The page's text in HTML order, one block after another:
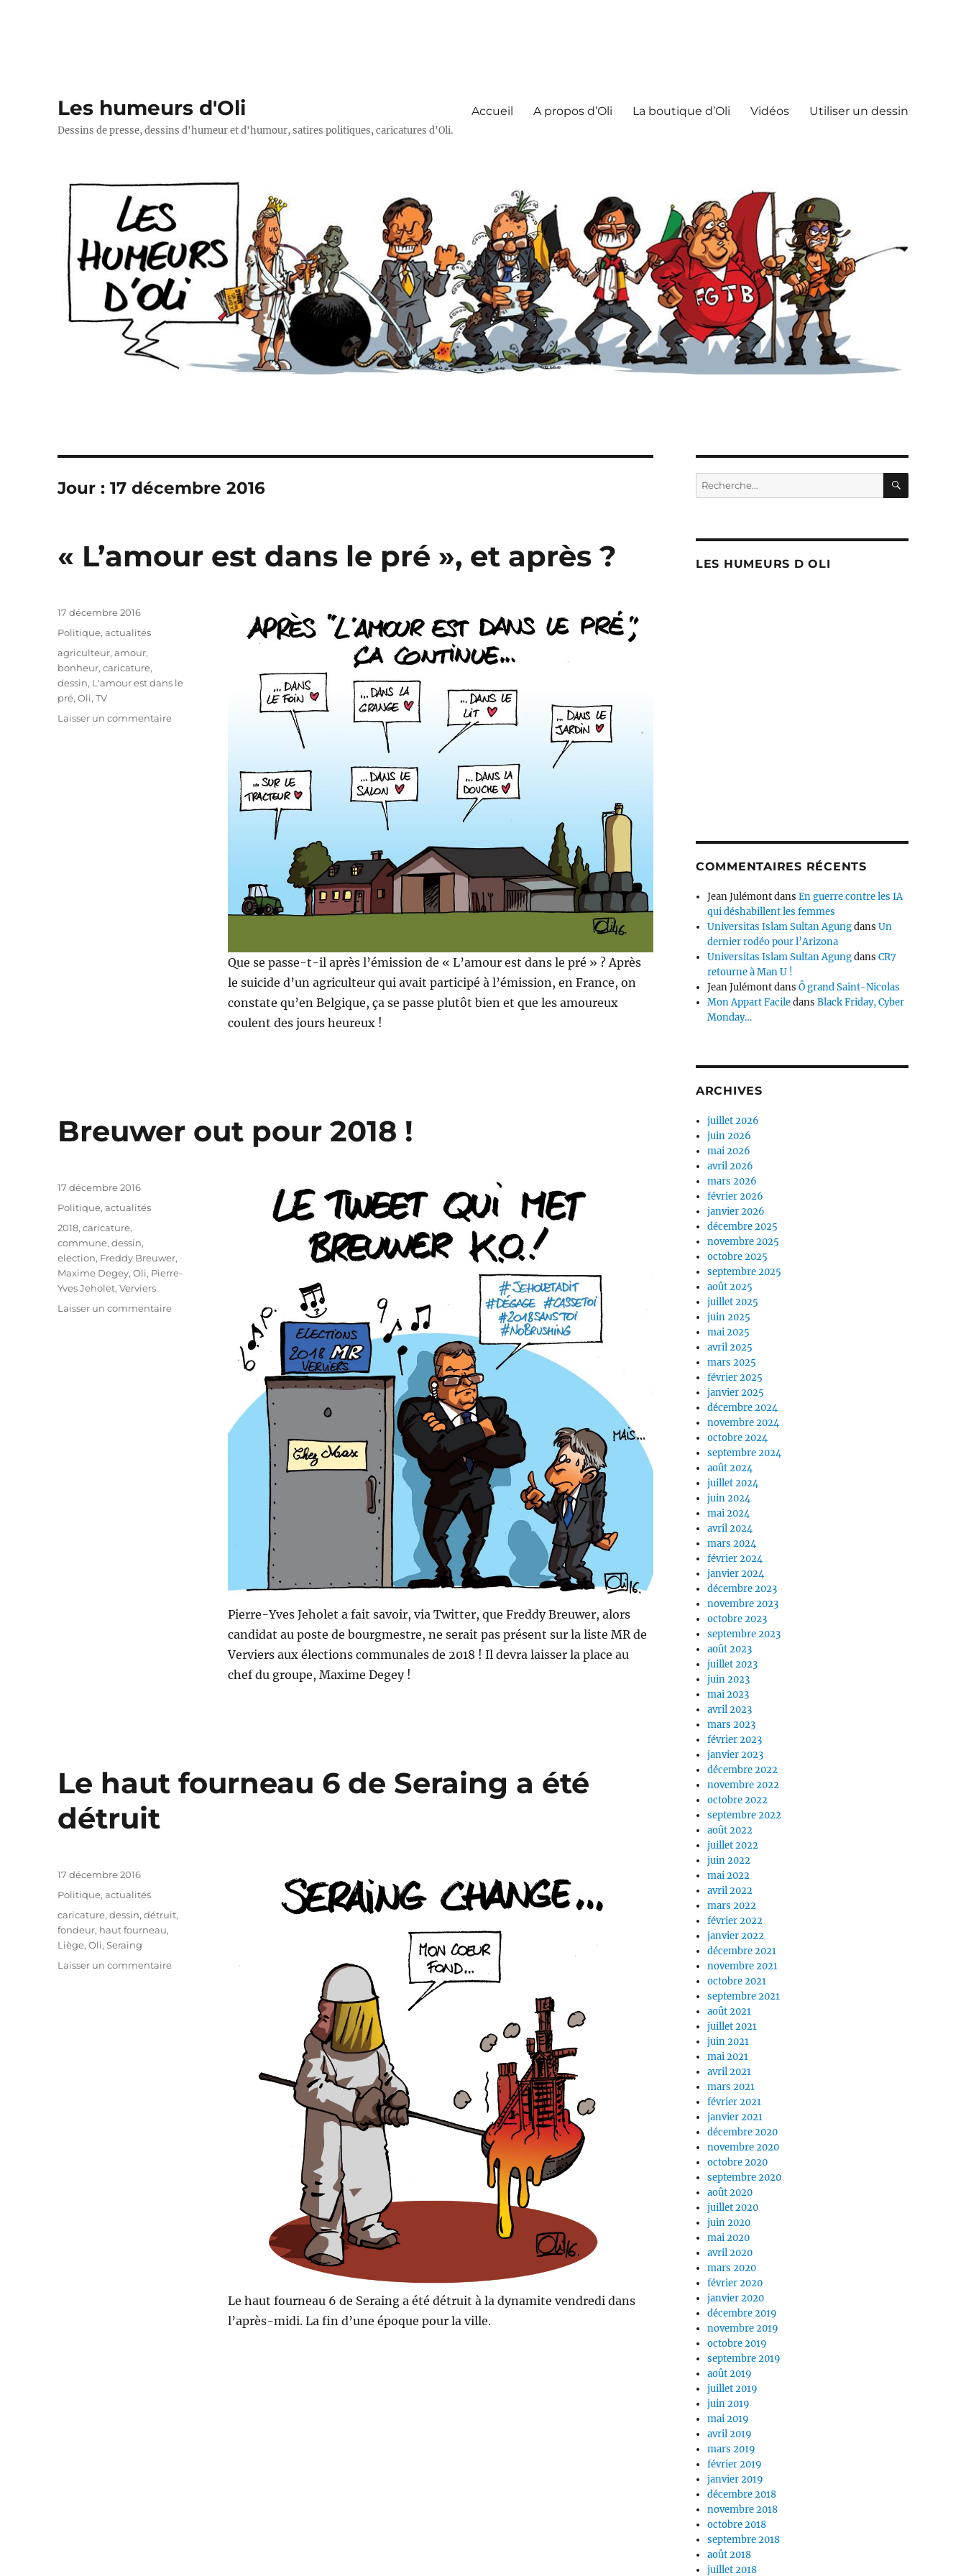
Les humeurs d'Oli
Dessins de presse, dessins d'humeur et d'humour, satires politiques, caricatures d'Oli.
Accueil A propos d’Oli La boutique d’Oli Vidéos Utiliser un dessin
Jour :17 décembre 2016
« L’amour est dans le pré », et après ?
Que se passe-t-il après l’émission de « L’amour est dans le pré » ? Après
le suicide d’un agriculteur qui avait participé à l’émission, en France, on
constate qu’en Belgique, ça se passe plutôt bien et que les amoureux
coulent des jours heureux !
Publié
17 décembre 2016
Catégories
Politique, actualités
Étiquettes
agriculteur,amour,
bonheur,caricature,
dessin, L'amour est dans le
pré,Oli,TV
Laisser un commentairesur
Breuwer out pour 2018 !
Pierre-Yves Jeholet a fait savoir, via Twitter, que Freddy Breuwer, alors
candidat au poste de bourgmestre, ne serait pas présent sur la liste MR de
Verviers aux élections communales de 2018 ! Il devra laisser la place au
chef du groupe, Maxime Degey !
Publié
17 décembre 2016
Catégories
Politique, actualités
Étiquettes
2018,caricature,
commune,dessin,
election, Freddy Breuwer,
Maxime Degey,Oli, Pierre-
Yves Jeholet,Verviers
Laisser un commentairesur
Le haut fourneau 6 de Seraing a été
détruit
Le haut fourneau 6 de Seraing a été détruit à la dynamite vendredi dans
l’après-midi. La fin d’une époque pour la ville.
Publié
17 décembre 2016
Catégories
Politique, actualités
Étiquettes
caricature,dessin,détruit,
fondeur, haut fourneau,
Liège,Oli,Seraing
Laisser un commentairesur
Recherche
pour :
LES HUMEURS D OLI
COMMENTAIRES RÉCENTS
Jean JulémontdansEn guerre contre les IA
qui déshabillent les femmes
Universitas Islam Sultan AgungdansUn
dernier rodéo pour l’Arizona
Universitas Islam Sultan AgungdansCR7
retourne à Man U !
Jean JulémontdansÔ grand Saint-Nicolas
Mon Appart FaciledansBlack Friday, Cyber
Monday…
ARCHIVES
juillet 2026
juin 2026
mai 2026
avril 2026
mars 2026
février 2026
janvier 2026
décembre 2025
novembre 2025
octobre 2025
septembre 2025
août 2025
juillet 2025
juin 2025
mai 2025
avril 2025
mars 2025
février 2025
janvier 2025
décembre 2024
novembre 2024
octobre 2024
septembre 2024
août 2024
juillet 2024
juin 2024
mai 2024
avril 2024
mars 2024
février 2024
janvier 2024
décembre 2023
novembre 2023
octobre 2023
septembre 2023
août 2023
juillet 2023
juin 2023
mai 2023
avril 2023
mars 2023
février 2023
janvier 2023
décembre 2022
novembre 2022
octobre 2022
septembre 2022
août 2022
juillet 2022
juin 2022
mai 2022
avril 2022
mars 2022
février 2022
janvier 2022
décembre 2021
novembre 2021
octobre 2021
septembre 2021
août 2021
juillet 2021
juin 2021
mai 2021
avril 2021
mars 2021
février 2021
janvier 2021
décembre 2020
novembre 2020
octobre 2020
septembre 2020
août 2020
juillet 2020
juin 2020
mai 2020
avril 2020
mars 2020
février 2020
janvier 2020
décembre 2019
novembre 2019
octobre 2019
septembre 2019
août 2019
juillet 2019
juin 2019
mai 2019
avril 2019
mars 2019
février 2019
janvier 2019
décembre 2018
novembre 2018
octobre 2018
septembre 2018
août 2018
juillet 2018